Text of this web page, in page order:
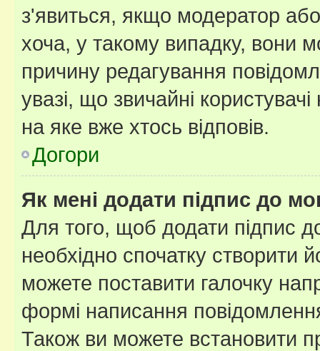
з'явиться, якщо модератор
хоча, у такому випадку, вони
причину редагування
увазі, що звичайні
на яке вже хтось відповів.
Догори
Як мені додати підпис до
Для того, щоб додати підпис
необхідно спочатку створити
можете поставити галочку
формі написання
Також ви можете встановити